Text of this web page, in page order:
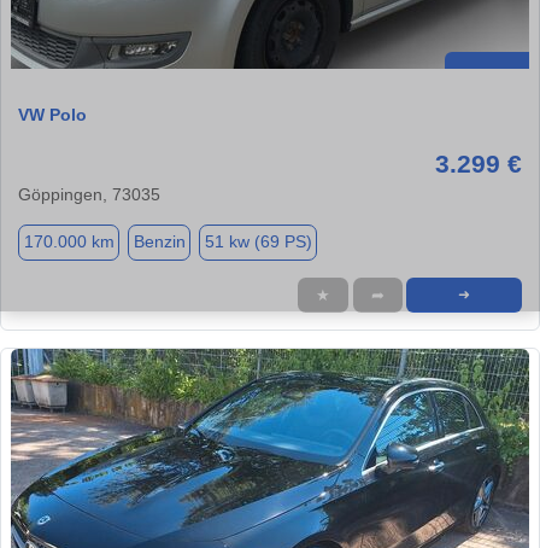
VW Polo
3.299 €
Göppingen, 73035
170.000 km Benzin 51 kw (69 PS)
★ ➦ ➜